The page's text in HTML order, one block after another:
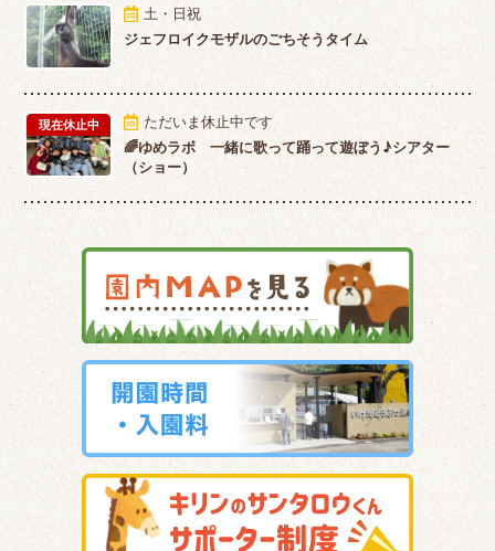
土・日祝
ジェフロイクモザルのごちそうタイム
現在休止中
ただいま休止中です
🌈ゆめラボ 一緒に歌って踊って遊ぼう♪シアター
（ショー）